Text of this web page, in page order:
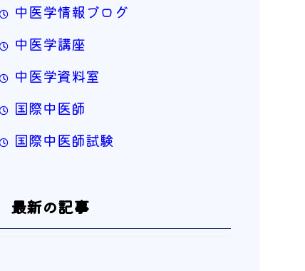
中医学情報ブログ
中医学講座
中医学資料室
国際中医師
国際中医師試験
最新の記事